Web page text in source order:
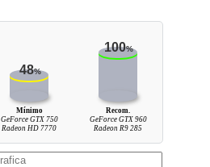
48%
100%
Mínimo
GeForce GTX 750
Radeon HD 7770
Recom.
GeForce GTX 960
Radeon R9 285